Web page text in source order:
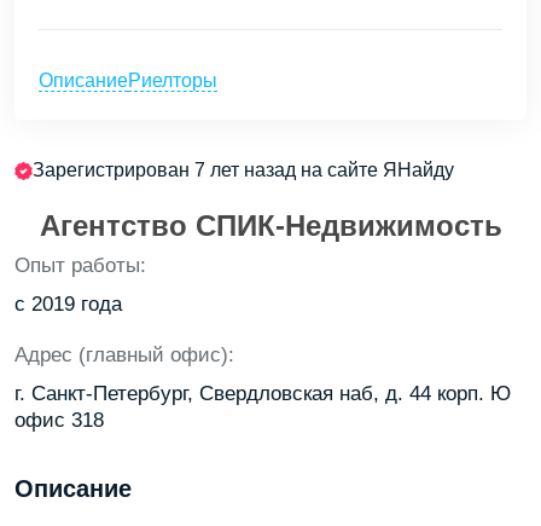
Зарегистрирован 7 лет назад на сайте ЯНайду
Агентство СПИК-Недвижимость
Опыт работы:
с 2019 года
Адрес (главный офис):
г. Санкт-Петербург, Свердловская наб, д. 44 корп. Ю
офис 318
Описание
ОписаниеРиелторы